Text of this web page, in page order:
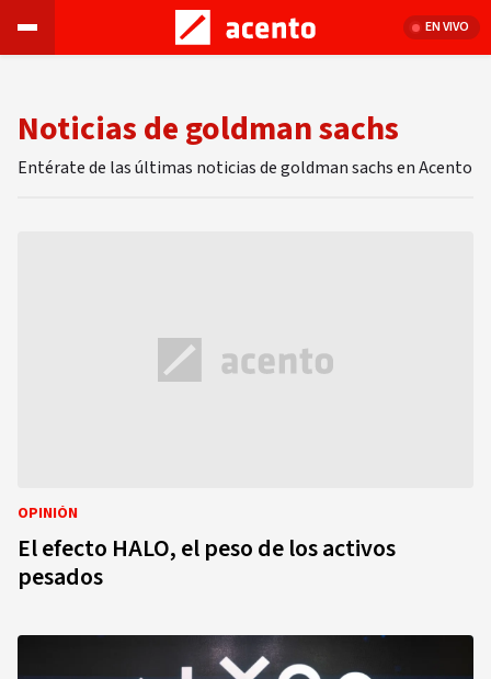
EN VIVO
Noticias de goldman sachs
Entérate de las últimas noticias de goldman sachs en Acento
OPINIÓN
El efecto HALO, el peso de los activos
pesados